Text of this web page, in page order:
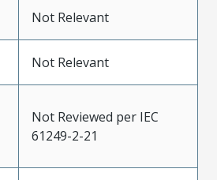
Not Relevant
Not Relevant
Not Reviewed per IEC
61249-2-21